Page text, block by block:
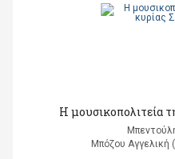
Η μουσικοπολιτεία
Μπόζου Αγγελική